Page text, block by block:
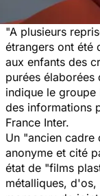
"A plusieurs
étrangers ont été
aux enfants des
purées élaborées
indique le
des informations
France Inter.
Un "ancien cadre
anonyme et cité
état de "films
métalliques,